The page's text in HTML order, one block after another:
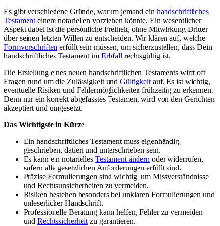
Es gibt verschiedene Gründe, warum jemand ein handschriftliches
Testament einem notariellen vorziehen könnte. Ein wesentlicher
Aspekt dabei ist die persönliche Freiheit, ohne Mitwirkung Dritter
über seinen letzten Willen zu entscheiden. Wir klären auf, welche
Formvorschriften erfüllt sein müssen, um sicherzustellen, dass Dein
handschriftliches Testament im Erbfall rechtsgültig ist.
Die Erstellung eines neuen handschriftlichen Testaments wirft oft
Fragen rund um die Zulässigkeit und Gültigkeit auf. Es ist wichtig,
eventuelle Risiken und Fehlermöglichkeiten frühzeitig zu erkennen.
Denn nur ein korrekt abgefasstes Testament wird von den Gerichten
akzeptiert und umgesetzt.
Das Wichtigste in Kürze
Ein handschriftliches Testament muss eigenhändig
geschrieben, datiert und unterschrieben sein.
Es kann ein notarielles Testament ändern oder widerrufen,
sofern alle gesetzlichen Anforderungen erfüllt sind.
Präzise Formulierungen sind wichtig, um Missverständnisse
und Rechtsunsicherheiten zu vermeiden.
Risiken bestehen besonders bei unklaren Formulierungen und
unleserlicher Handschrift.
Professionelle Beratung kann helfen, Fehler zu vermeiden
und Rechtssicherheit zu garantieren.